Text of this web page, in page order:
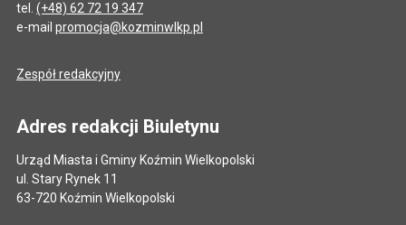
tel. (+48) 62 72 19 347
e-mail promocja@kozminwlkp.pl
Zespół redakcyjny
Adres redakcji Biuletynu
Urząd Miasta i Gminy Koźmin Wielkopolski
ul. Stary Rynek 11
63-720 Koźmin Wielkopolski